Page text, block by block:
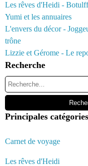
Les rêves d'Heidi -
Yumi et les annuaires
L'envers du décor -
trône
Lizzie et Gérome - Le
Recherche
Principales catégories
Carnet de voyage
Les rêves d'Heidi